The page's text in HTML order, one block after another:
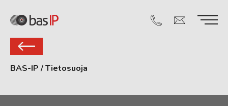
BAS-IP /Tietosuoja